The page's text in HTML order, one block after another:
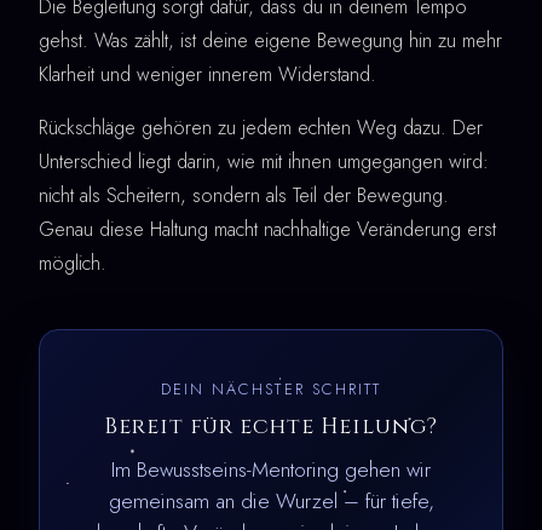
Die Begleitung sorgt dafür, dass du in deinem Tempo
gehst. Was zählt, ist deine eigene Bewegung hin zu mehr
Klarheit und weniger innerem Widerstand.
Rückschläge gehören zu jedem echten Weg dazu. Der
Unterschied liegt darin, wie mit ihnen umgegangen wird:
nicht als Scheitern, sondern als Teil der Bewegung.
Genau diese Haltung macht nachhaltige Veränderung erst
möglich.
DEIN NÄCHSTER SCHRITT
Bereit für echte Heilung?
Im Bewusstseins-Mentoring gehen wir
gemeinsam an die Wurzel – für tiefe,